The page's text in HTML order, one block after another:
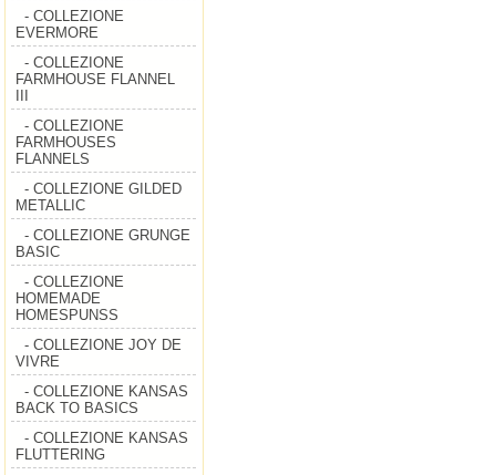
- COLLEZIONE
EVERMORE
- COLLEZIONE
FARMHOUSE FLANNEL
- COLLEZIONE
FARMHOUSES
FLANNELS
- COLLEZIONE GILDED
METALLIC
- COLLEZIONE GRUNGE
BASIC
- COLLEZIONE
HOMEMADE
HOMESPUNSS
- COLLEZIONE JOY DE
VIVRE
- COLLEZIONE KANSAS
BACK TO BASICS
- COLLEZIONE KANSAS
FLUTTERING